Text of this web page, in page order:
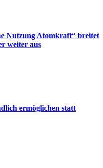
Nutzung Atomkraft“ breitet
weiter aus
ermöglichen statt